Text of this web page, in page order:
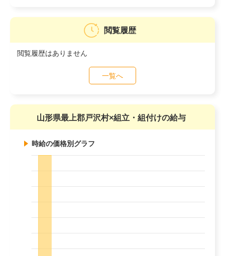
閲覧履歴
閲覧履歴はありません
一覧へ
山形県最上郡戸沢村×組立・組付けの給与
時給の価格別グラフ